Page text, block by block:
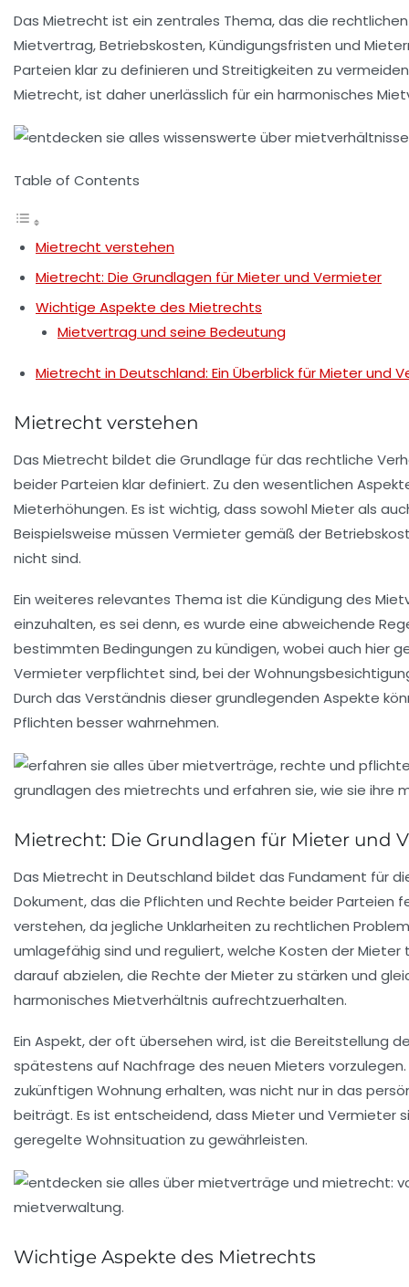
Das Mietrecht ist ein zentrales Thema, das die
Mietvertrag,Betriebskosten,Kündigungsfristen und
Parteien klar zu definieren und Streitigkeiten zu
Mietrecht, ist daher unerlässlich für ein harmonisches
Table of Contents
Mietrecht verstehen
Mietrecht: Die Grundlagen für Mieter und Vermieter
Wichtige Aspekte des Mietrechts
Mietvertrag und seine Bedeutung
Mietrecht in Deutschland: Ein Überblick für Mieter und
Mietrecht verstehen
Das Mietrecht bildet die Grundlage für das rechtliche
beider Parteien klar definiert. Zu den wesentlichen
Mieterhöhungen. Es ist wichtig, dass sowohl Mieter als
Beispielsweise müssen Vermieter gemäß der
nicht sind.
Ein weiteres relevantes Thema ist die Kündigung des
einzuhalten, es sei denn, es wurde eine abweichende
bestimmten Bedingungen zu kündigen, wobei auch hier
Vermieter verpflichtet sind, bei der
Durch das Verständnis dieser grundlegenden Aspekte
Pflichten besser wahrnehmen.
Mietrecht: Die Grundlagen für Mieter und
Das Mietrecht in Deutschland bildet das Fundament für
Dokument, das die Pflichten und Rechte beider Parteien
verstehen, da jegliche Unklarheiten zu rechtlichen
umlagefähig sind und reguliert, welche Kosten derMieter
darauf abzielen, die Rechte der Mieter zu stärken und
harmonisches Mietverhältnis aufrechtzuerhalten.
Ein Aspekt, der oft übersehen wird, ist die Bereitstellung
spätestens auf Nachfrage des neuen Mieters
zukünftigen Wohnung erhalten, was nicht nur in das
beiträgt. Es ist entscheidend, dass Mieterund Vermieter
geregelte Wohnsituation zu gewährleisten.
Wichtige Aspekte des Mietrechts